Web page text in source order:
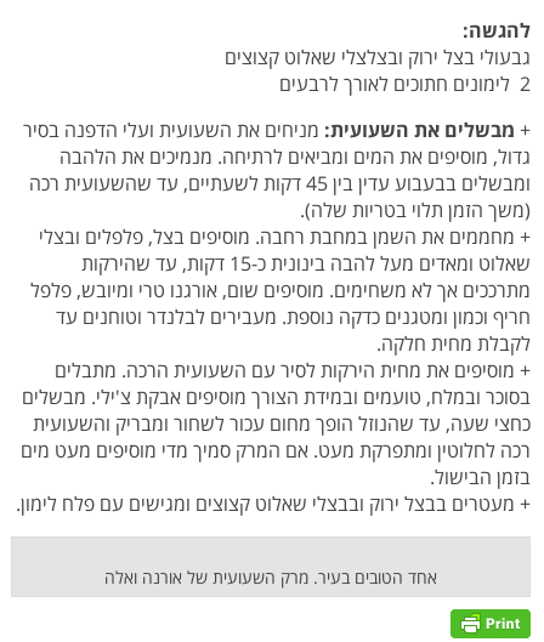
להגשה:
גבעולי בצל ירוק ובצלצלי שאלוט קצוצים
2 לימונים חתוכים לאורך לרבעים
+ מבשלים את השעועית: מניחים את השעועית ועלי הדפנה בסיר
גדול, מוסיפים את המים ומביאים לרתיחה. מנמיכים את הלהבה
ומבשלים בבעבוע עדין בין 45 דקות לשעתיים, עד שהשעועית רכה
(משך הזמן תלוי בטריות שלה).
+ מחממים את השמן במחבת רחבה. מוסיפים בצל, פלפלים ובצלי
שאלוט ומאדים מעל להבה בינונית כ-15 דקות, עד שהירקות
מתרככים אך לא משחימים. מוסיפים שום, אורגנו טרי ומיובש, פלפל
חריף וכמון ומטגנים כדקה נוספת. מעבירים לבלנדר וטוחנים עד
לקבלת מחית חלקה.
+ מוסיפים את מחית הירקות לסיר עם השעועית הרכה. מתבלים
בסוכר ובמלח, טועמים ובמידת הצורך מוסיפים אבקת צ'ילי. מבשלים
כחצי שעה, עד שהנוזל הופך מחום עכור לשחור ומבריק והשעועית
רכה לחלוטין ומתפרקת מעט. אם המרק סמיך מדי מוסיפים מעט מים
בזמן הבישול.
+ מעטרים בבצל ירוק ובבצלי שאלוט קצוצים ומגישים עם פלח לימון.
אחד הטובים בעיר. מרק השעועית של אורנה ואלה